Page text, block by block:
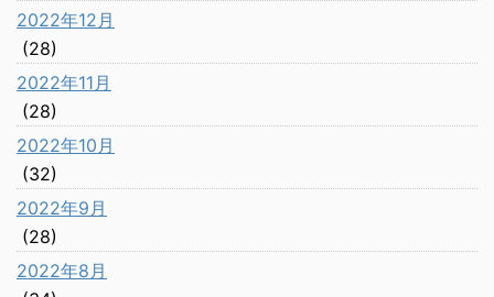
2022年12月
(28)
2022年11月
(28)
2022年10月
(32)
2022年9月
(28)
2022年8月